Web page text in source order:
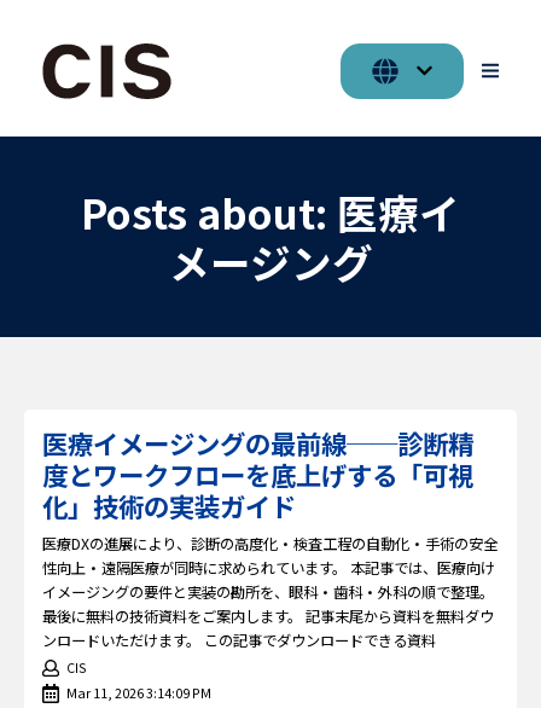
Posts about: 医療イ
メージング
医療イメージングの最前線──診断精
度とワークフローを底上げする「可視
化」技術の実装ガイド
医療DXの進展により、診断の高度化・検査工程の自動化・手術の安全
性向上・遠隔医療が同時に求められています。 本記事では、医療向け
イメージングの要件と実装の勘所を、眼科・歯科・外科の順で整理。
最後に無料の技術資料をご案内します。 記事末尾から資料を無料ダウ
ンロードいただけます。 この記事でダウンロードできる資料
CIS
Mar 11, 2026 3:14:09 PM